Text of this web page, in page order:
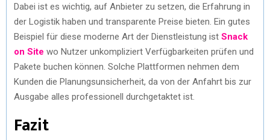
Dabei ist es wichtig, auf Anbieter zu setzen, die Erfahrung in
der Logistik haben und transparente Preise bieten. Ein gutes
Beispiel für diese moderne Art der Dienstleistung ist Snack
on Site wo Nutzer unkompliziert Verfügbarkeiten prüfen und
Pakete buchen können. Solche Plattformen nehmen dem
Kunden die Planungsunsicherheit, da von der Anfahrt bis zur
Ausgabe alles professionell durchgetaktet ist.
Fazit